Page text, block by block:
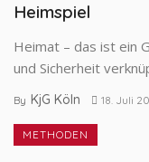
Heimspiel
Heimat – das ist ein
und Sicherheit
By KjG Köln 18. Juli
METHODEN